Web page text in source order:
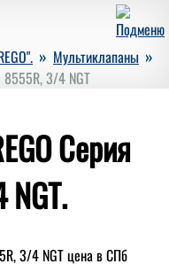
» Мультиклапаны »
8555R, 3/4 NGT
Серия